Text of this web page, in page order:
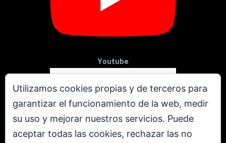
Utilizamos cookies propias y de terceros para
garantizar el funcionamiento de la web, medir
su uso y mejorar nuestros servicios. Puede
aceptar todas las cookies, rechazar las no
Youtube